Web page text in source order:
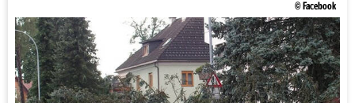
© Facebook